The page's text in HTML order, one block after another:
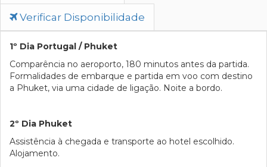
Verificar Disponibilidade
1º Dia Portugal / Phuket
Comparência no aeroporto, 180 minutos antes da partida.
Formalidades de embarque e partida em voo com destino
a Phuket, via uma cidade de ligação. Noite a bordo.
2º Dia Phuket
Assistência à chegada e transporte ao hotel escolhido.
Alojamento.